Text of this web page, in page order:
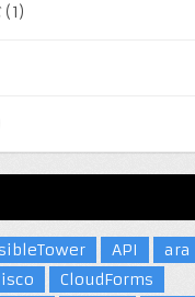
(1)
API
ara
CloudForms